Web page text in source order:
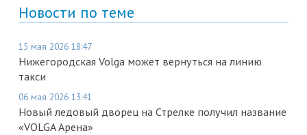
Новости по теме
15 мая 2026 18:47
Нижегородская Volga может вернуться на линию
такси
06 мая 2026 13:41
Новый ледовый дворец на Стрелке получил название
«VOLGA Арена»